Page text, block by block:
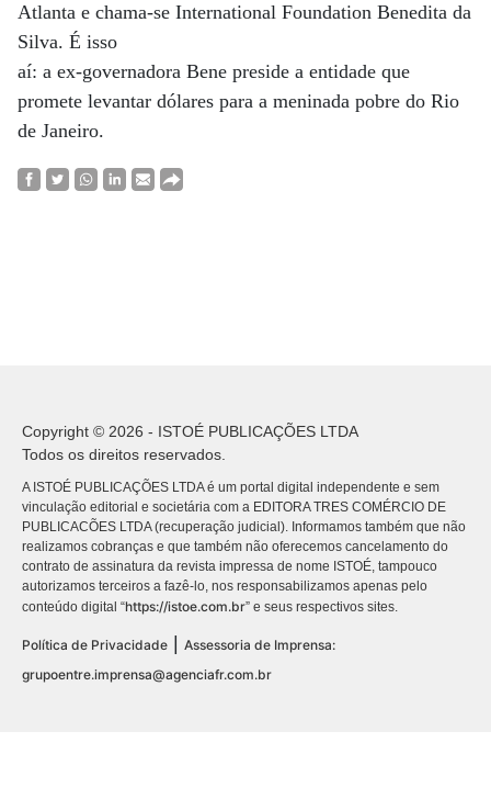
Atlanta e chama-se International Foundation Benedita da
Silva. É isso
aí: a ex-governadora Bene preside a entidade que
promete levantar dólares para a meninada pobre do Rio
de Janeiro.
Copyright © 2026 - ISTOÉ PUBLICAÇÕES LTDA
Todos os direitos reservados.
A ISTOÉ PUBLICAÇÕES LTDA é um portal digital independente e sem
vinculação editorial e societária com a EDITORA TRES COMÉRCIO DE
PUBLICACÕES LTDA (recuperação judicial). Informamos também que não
realizamos cobranças e que também não oferecemos cancelamento do
contrato de assinatura da revista impressa de nome ISTOÉ, tampouco
autorizamos terceiros a fazê-lo, nos responsabilizamos apenas pelo
conteúdo digital “https://istoe.com.br” e seus respectivos sites.
Política de Privacidade
Assessoria de Imprensa:
grupoentre.imprensa@agenciafr.com.br